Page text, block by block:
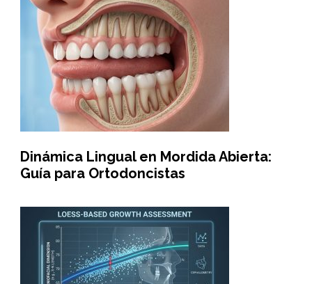
Dinámica Lingual en Mordida Abierta:
Guía para Ortodoncistas